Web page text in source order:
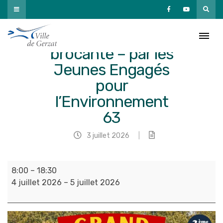
Passer
au
contenu
brocante – par les
Jeunes Engagés
pour
l’Environnement
63
3 juillet 2026
Vide-
grenier
brocante
-
par
8:00 – 18:30
4 juillet 2026 – 5 juillet 2026